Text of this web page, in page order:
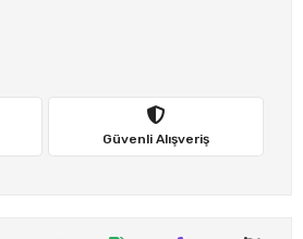
Güvenli Alışveriş